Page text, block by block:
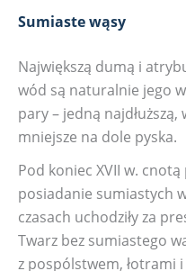
Sumiaste wąsy
Największą dumą i
wód są naturalnie jego
pary – jedną najdłuższą,
mniejsze na dole pyska.
Pod koniec XVII w.
posiadanie sumiastych
czasach uchodziły za
Twarz bez sumiastego
z pospólstwem, łotrami